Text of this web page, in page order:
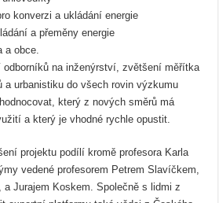
konverzi a ukládání energie
a přeměny energie
a obce.
odborníků na inženýrství, zvětšení měřítka
a urbanistiku do všech rovin výzkumu
který z nových směrů má
a který je vhodné rychle opustit.
projektu podílí kromě profesora Karla
vedené profesorem Petrem Slavíčkem,
a Jurajem Koskem. Společně s lidmi z